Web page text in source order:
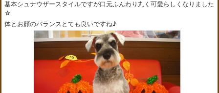
基本シュナウザースタイルですが口元ふんわり丸く可愛らしくなりました
☆
体とお顔のバランスとても良いですね♪